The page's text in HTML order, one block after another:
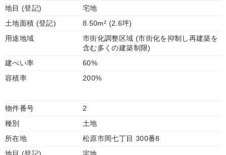
地目 (登記)
宅地
土地面積 (登記)
8.50m² (2.6坪)
用途地域
市街化調整区域 (市街化を抑制し再建築を
含む多くの建築制限)
建ぺい率
60%
容積率
200%
物件番号
2
種別
土地
所在地
松原市岡七丁目 300番8